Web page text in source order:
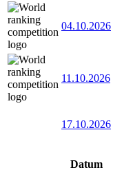
04.10.2026
11.10.2026
17.10.2026
Datum